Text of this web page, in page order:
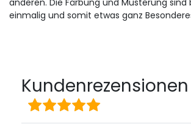
anderen. Die Färbung und Musterung sind
einmalig und somit etwas ganz
Kundenrezensionen